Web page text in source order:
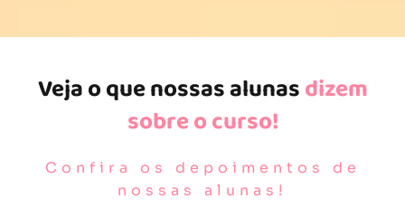
Veja o que nossas alunasdizem
sobre o curso!
Confira os depoimentos de
nossas alunas!